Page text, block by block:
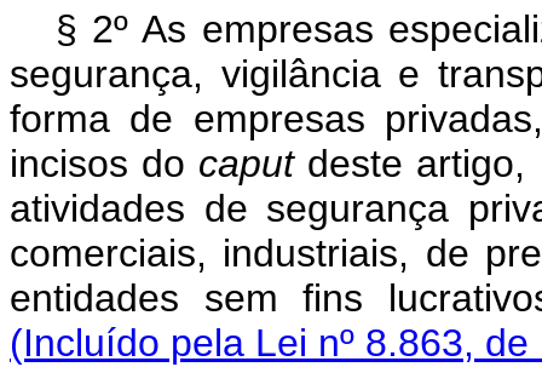
§ 2º As empresas
segurança, vigilância e
forma de empresas
incisos do caputdeste artigo,
atividades de segurança
comerciais, industriais, de
entidades sem fins
(Incluído pela Lei nº 8.863, de